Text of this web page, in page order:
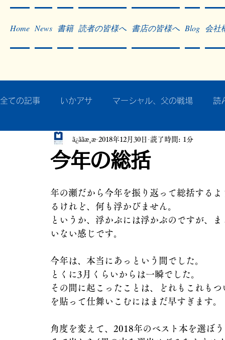
Home News 書籍 読者の皆様へ 書店の皆様へ Blog 会社
全ての記事 いかアサ マーシャル、父の戦場 読
秘蔵写真200枚でたどるアジア・太平洋戦争
今年の総括
ã¿ããæ¸æ 2018年12月30日 読了時間: 1分
年の瀬だから今年を振り返って総括する
るけれど、何も浮かびません。
というか、浮かぶには浮かぶのですが、
いない感じです。
今年は、本当にあっという間でした。
とくに3月くらいからは一瞬でした。
その間に起こったことは、どれもこれも
を貼って仕舞いこむにはまだ早すぎます。
角度を変えて、2018年のベスト本を選ぼ